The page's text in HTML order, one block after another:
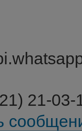
21-03-